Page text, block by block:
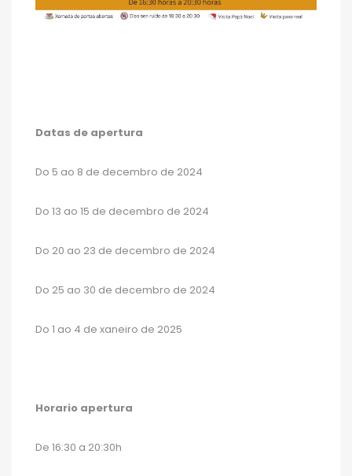
Datas de apertura
Do 5 ao 8 de decembro de 2024
Do 13 ao 15 de decembro de 2024
Do 20 ao 23 de decembro de 2024
Do 25 ao 30 de decembro de 2024
Do 1 ao 4 de xaneiro de 2025
Horario apertura
De 16:30 a 20:30h